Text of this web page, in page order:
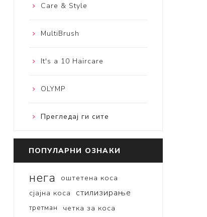
Care & Style
MultiBrush
It's a 10 Haircare
OLYMP
Прегледај ги сите
ПОПУЛАРНИ ОЗНАКИ
нега
оштетена коса
сјајна коса
стилизирање
третман четка за коса